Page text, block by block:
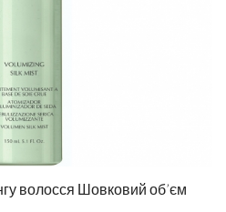
волосся Шовковий об’єм